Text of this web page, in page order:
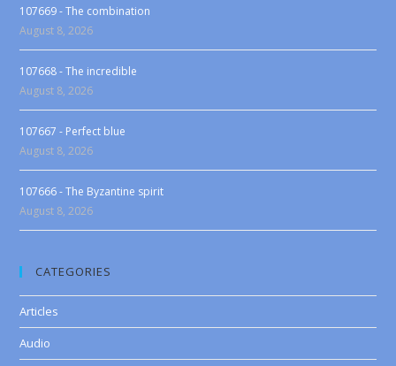
107669 - The combination
August 8, 2026
107668 - The incredible
August 8, 2026
107667 - Perfect blue
August 8, 2026
107666 - The Byzantine spirit
August 8, 2026
CATEGORIES
Articles
Audio